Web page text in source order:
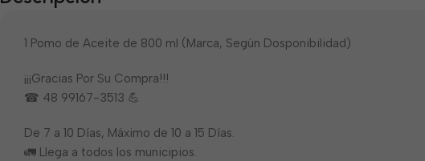
1 Pomo de Aceite de 800 ml (Marca, Según Dosponibilidad)
¡¡¡Gracias Por Su Compra!!!
☎ 48 99167-3513 💪
De 7 a 10 Días, Máximo de 10 a 15 Días.
🚛 Llega a todos los municipios.